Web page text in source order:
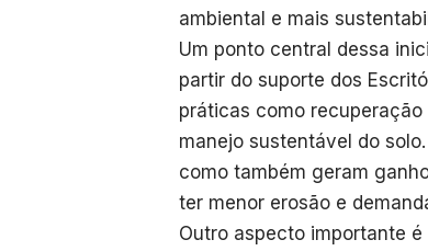
ambiental e mais
Um ponto central dessa
partir do suporte dos
práticas como
manejo sustentável do
como também geram
ter menor erosão e
Outro aspecto importante